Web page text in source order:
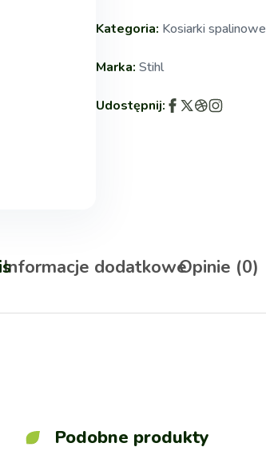
Kategoria: Kosiarki spalinowe
Marka: Stihl
Udostępnij:
Informacje dodatkoweOpinie (0)
Podobne produkty